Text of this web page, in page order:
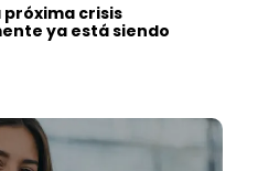
próxima crisis
ya está siendo